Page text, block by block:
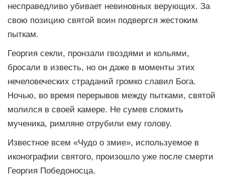
несправедливо убивает невиновных верующих. За
свою позицию святой воин подвергся жестоким
пыткам.
Георгия секли, пронзали гвоздями и кольями,
бросали в известь, но он даже в моменты этих
нечеловеческих страданий громко славил Бога.
Ночью, во время перерывов между пытками, святой
молился в своей камере. Не сумев сломить
мученика, римляне отрубили ему голову.
Известное всем «Чудо о змие», используемое в
иконографии святого, произошло уже после смерти
Георгия Победоносца.